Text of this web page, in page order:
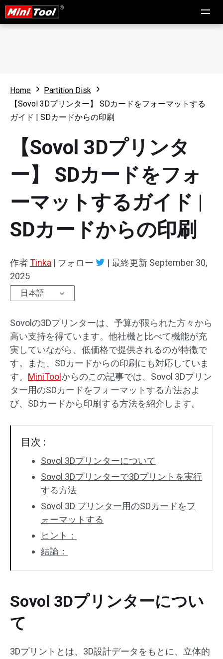
Home
Partition Disk
【Sovol 3Dプリンター】 SDカードをフォーマットする
ガイド | SDカードからの印刷
【Sovol 3Dプリンタ
ー】 SDカードをフォ
ーマットするガイド |
SDカードからの印刷
作者Tinka | フォロー | 最終更新 September 30,
2025
日本語
Sovolの3Dプリンターは、予算が限られた方々から
高い支持を得ています。他社機と比べて機能が充
実していながら、低価格で提供されるのが特徴で
す。また、SDカードからの印刷にも対応していま
す。 MiniTool からのこの記事では、Sovol 3Dプリン
ター用のSDカードをフォーマットする方法およ
び、SDカードから印刷する方法を紹介します。
目次 :
Sovol 3Dプリンターについて
Sovol 3Dプリンターで3Dプリントを実行
する方法
Sovol 3D プリンター用のSDカードをフ
ォーマットする
ヒント：
結論：
Sovol 3Dプリンターについ
て
3Dプリントとは、3D設計データをもとに、立体的